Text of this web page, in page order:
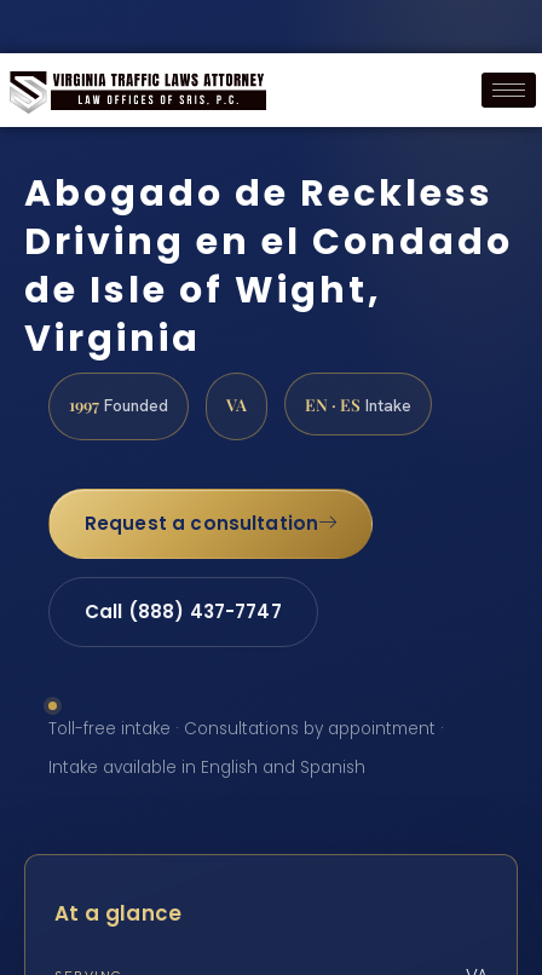
Abogado de Reckless
Driving en el Condado
de Isle of Wight,
Virginia
1997 Founded VA EN · ES Intake
Request a consultation
Call (888) 437-7747
Toll-free intake · Consultations by appointment ·
Intake available in English and Spanish
At a glance